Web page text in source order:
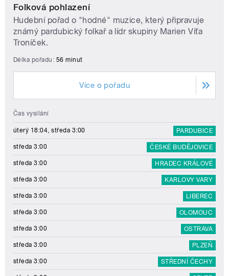
Folková pohlazení
Hudební pořad o "hodné" muzice, který připravuje
známý pardubický folkař a lídr skupiny Marien Víťa
Troníček.
Délka pořadu: 56 minut
Více o pořadu
Čas vysílání
úterý 18:04, středa 3:00 PARDUBICE
středa 3:00 ČESKÉ BUDĚJOVICE
středa 3:00 HRADEC KRÁLOVÉ
středa 3:00 KARLOVY VARY
středa 3:00 LIBEREC
středa 3:00 OLOMOUC
středa 3:00 OSTRAVA
středa 3:00 PLZEŇ
středa 3:00 STŘEDNÍ ČECHY